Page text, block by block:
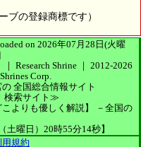
ブの登録商標です）
on 2026年07月28日(火曜
｜ Research Shrine ｜ 2012-2026
Corp.
の 全国総合情報サイト
検索サイト≫
よりも優しく解説】
－全国の
土曜日）20時55分14秒】
用規約